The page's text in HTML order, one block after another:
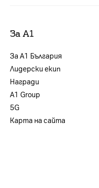
За А1
За А1 България
Лидерски екип
Награди
А1 Group
5G
Карта на сайта